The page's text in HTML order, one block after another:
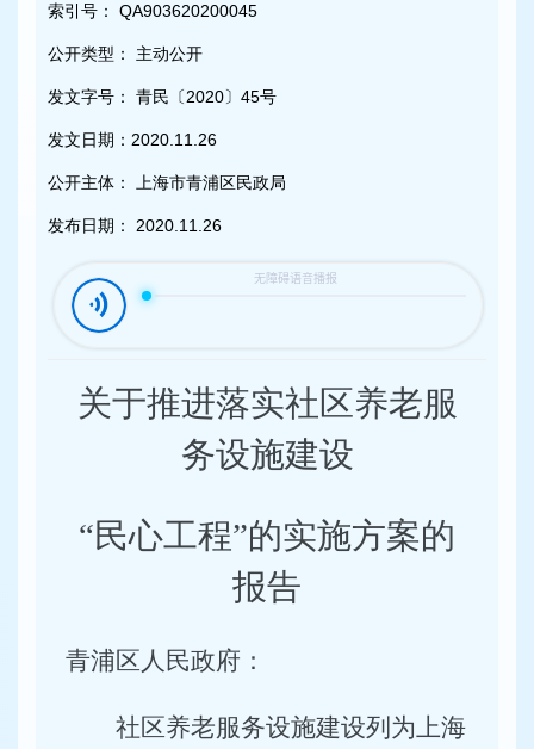
索引号： QA903620200045
公开类型： 主动公开
发文字号： 青民〔2020〕45号
发文日期： 2020.11.26
公开主体： 上海市青浦区民政局
发布日期： 2020.11.26
关于推进落实社区养老服
务设施建设
“民心工程”的实施方案的
报告
青浦区人民政府：
社区养老服务设施建设列为上海